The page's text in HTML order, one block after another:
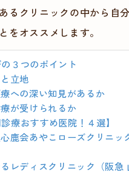
るクリニックの中から自
をオススメします。
３つのポイント
立地
への深い知見があるか
が受けられるか
療おすすめ医院！４選】
鹿会あやこローズクリニ
レディスクリニック（阪急